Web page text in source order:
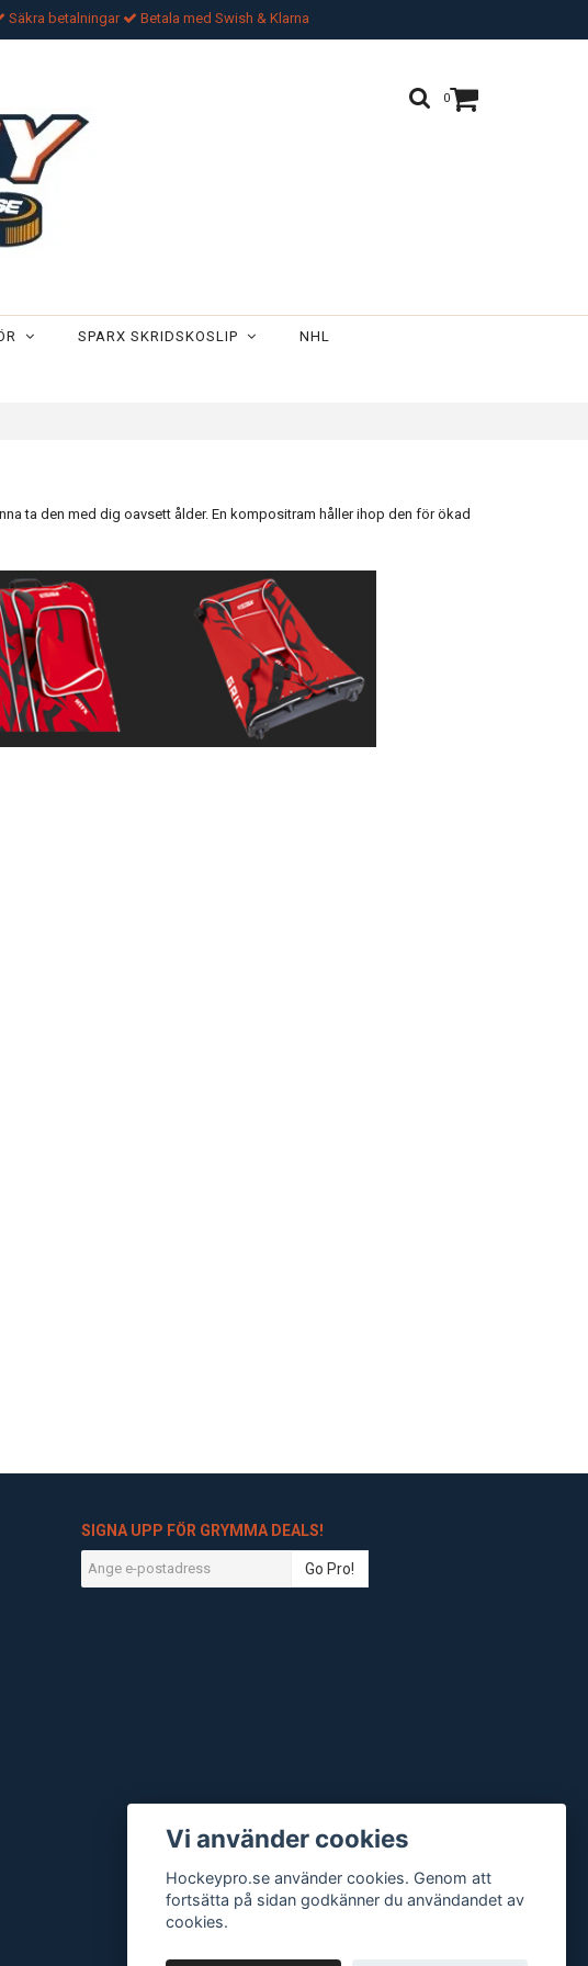
Säkra betalningar Betala med Swish & Klarna
0
SPARX SKRIDSKOSLIP NHL
ta den med dig oavsett ålder. En kompositram håller ihop den för ökad
SIGNA UPP FÖR GRYMMA DEALS!
Go Pro!
Vi använder cookies
Hockeypro.se använder cookies. Genom att
fortsätta på sidan godkänner du användandet av
cookies.